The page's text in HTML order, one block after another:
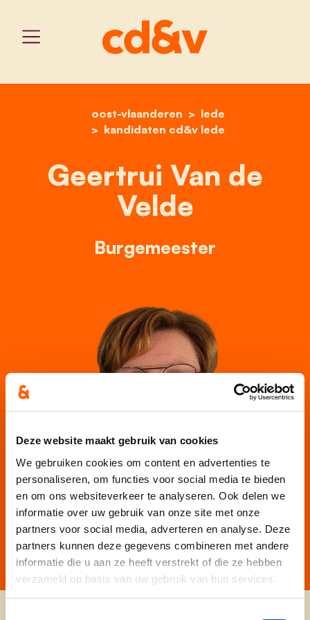
Deze website maakt gebruik van cookies
We gebruiken cookies om content en advertenties te
personaliseren, om functies voor social media te bieden
en om ons websiteverkeer te analyseren. Ook delen we
informatie over uw gebruik van onze site met onze
partners voor social media, adverteren en analyse. Deze
partners kunnen deze gegevens combineren met andere
informatie die u aan ze heeft verstrekt of die ze hebben
verzameld op basis van uw gebruik van hun services.
home
oost-vlaanderen
lede
kandidaten cd&v lede
geertrui van de velde
Geertrui Van de
Velde
Burgemeester